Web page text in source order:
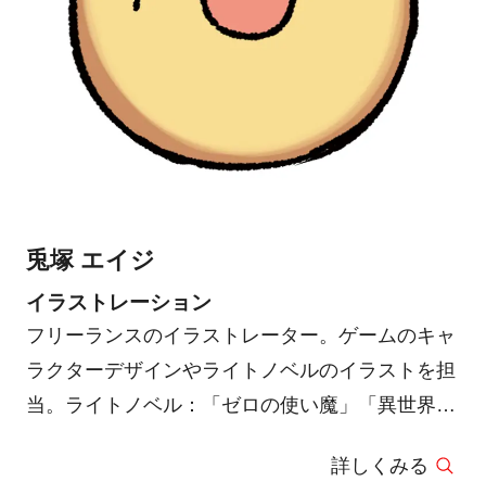
兎塚 エイジ
イラストレーション
フリーランスのイラストレーター。ゲームのキャ
ラクターデザインやライトノベルのイラストを担
当。ライトノベル：「ゼロの使い魔」「異世界は
後」「魔力ゼロの最強魔術師」等。ゲームアプ
詳しくみる